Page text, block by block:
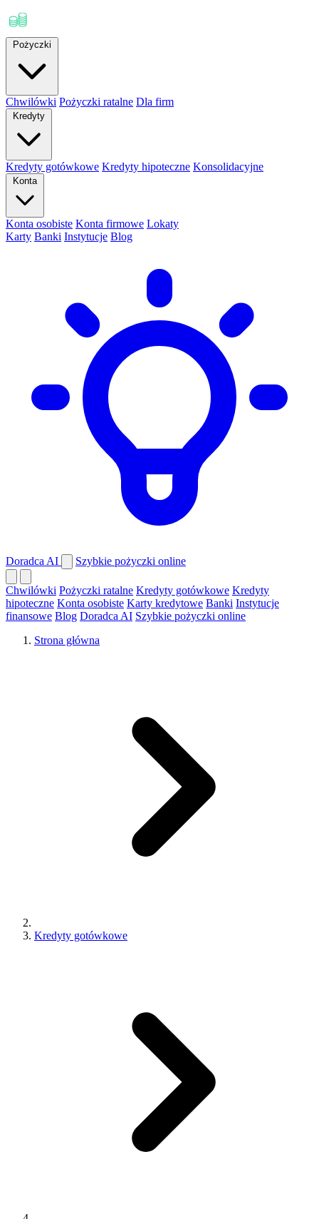
Pożyczki
Chwilówki Pożyczki ratalne Dla firm
Kredyty
Kredyty gotówkowe Kredyty hipoteczne Konsolidacyjne
Konta
Konta osobiste Konta firmowe Lokaty
Karty Banki Instytucje Blog
Doradca AI Szybkie pożyczki online
Chwilówki Pożyczki ratalne Kredyty gotówkowe Kredyty
hipoteczne Konta osobiste Karty kredytowe Banki Instytucje
finansowe Blog Doradca AI Szybkie pożyczki online
Strona główna
Kredyty gotówkowe